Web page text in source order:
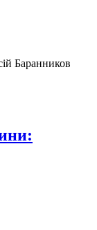
Баранников